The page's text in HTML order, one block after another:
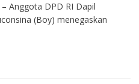
Anggota DPD RI Dapil
(Boy) menegaskan